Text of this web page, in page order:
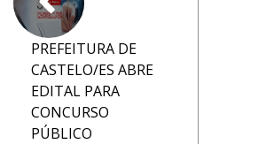
PREFEITURA DE
CASTELO/ES ABRE
EDITAL PARA
CONCURSO
PÚBLICO